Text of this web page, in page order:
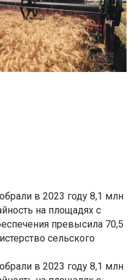
в 2023 году 8,1 млн
на площадях с
превысила 70,5
сельского
в 2023 году 8,1 млн